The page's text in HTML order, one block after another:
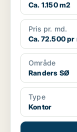
Ca. 1.150 m2
Pris pr. md.
Ca. 72.500 pr
Område
Randers SØ
Type
Kontor